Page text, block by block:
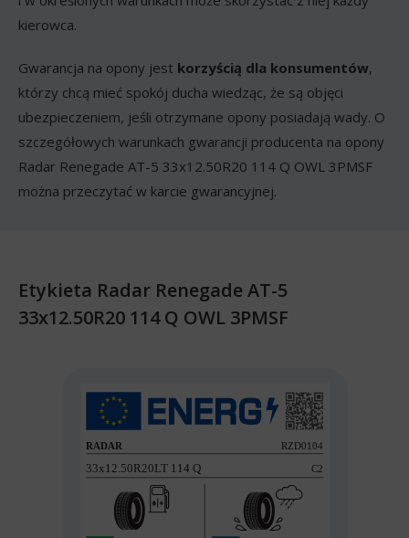
kierowca.
Gwarancja na opony jest korzyścią dla konsumentów,
którzy chcą mieć spokój ducha wiedząc, że są objęci
ubezpieczeniem, jeśli otrzymane opony posiadają wady. O
szczegółowych warunkach gwarancji producenta na opony
Radar Renegade AT-5 33x12.50R20 114 Q OWL 3PMSF
można przeczytać w karcie gwarancyjnej.
Etykieta Radar Renegade AT-5
33x12.50R20 114 Q OWL 3PMSF